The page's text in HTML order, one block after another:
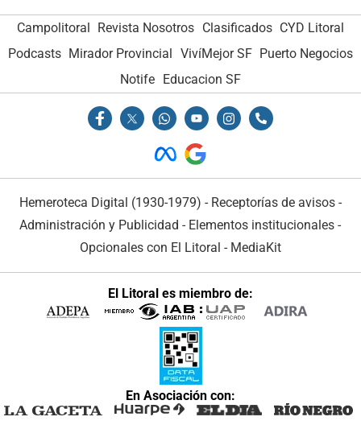
Campolitoral Revista Nosotros Clasificados CYD Litoral
Podcasts Mirador Provincial VivíMejor SF Puerto Negocios
Notife Educacion SF
Hemeroteca Digital (1930-1979) - Receptorías de avisos -
Administración y Publicidad - Elementos institucionales -
Opcionales con El Litoral - MediaKit
El Litoral es miembro de:
En Asociación con: